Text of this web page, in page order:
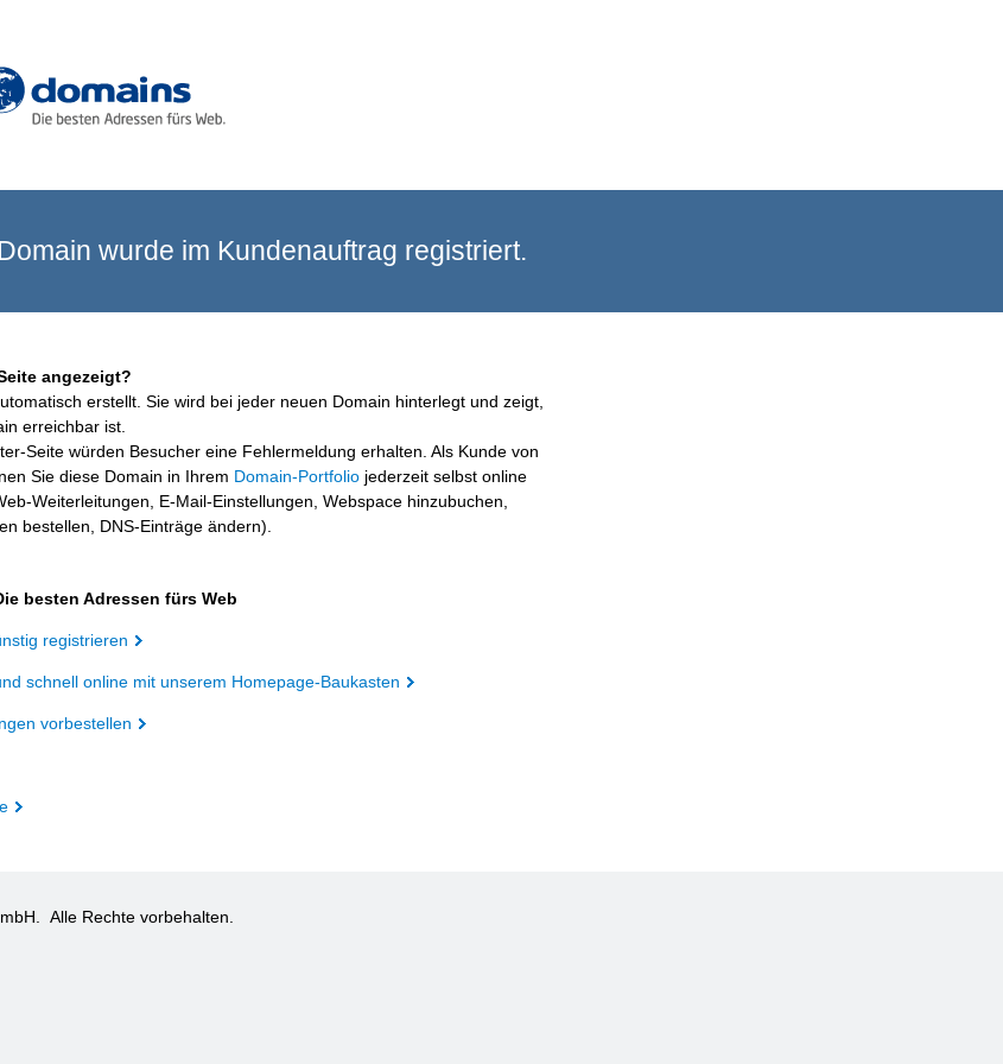
wurde im Kundenauftrag registriert.
angezeigt?
erstellt. Sie wird bei jeder neuen Domain hinterlegt und zeigt,
erreichbar ist.
Seite würden Besucher eine Fehlermeldung erhalten. Als Kunde von
Sie diese Domain in Ihrem Domain-Portfolio jederzeit selbst online
Weiterleitungen, E-Mail-Einstellungen, Webspace hinzubuchen,
bestellen, DNS-Einträge ändern).
besten Adressen fürs Web
registrieren
schnell online mit unserem Homepage-Baukasten
vorbestellen
Alle Rechte vorbehalten.